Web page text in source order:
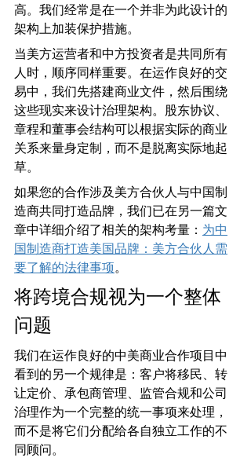
高。我们经常是在一个并非为此设计的
架构上加装保护措施。
当美方运营者和中方投资者是共同所有
人时，顺序同样重要。在运作良好的交
易中，我们先搭建商业文件，然后围绕
这些现实来设计治理架构。股东协议、
章程和董事会结构可以根据实际的商业
关系来量身定制，而不是脱离实际地起
草。
如果您的合作涉及美方合伙人与中国制
造商共同打造品牌，我们已在另一篇文
章中详细介绍了相关的架构考量： 为中
国制造商打造美国品牌：美方合伙人需
要了解的法律事项。
将跨境合规视为一个整体
问题
我们在运作良好的中美商业合作项目中
看到的另一个规律是：客户将移民、转
让定价、承包商管理、监管合规和公司
治理作为一个完整的统一事项来处理，
而不是将它们分配给各自独立工作的不
同顾问。